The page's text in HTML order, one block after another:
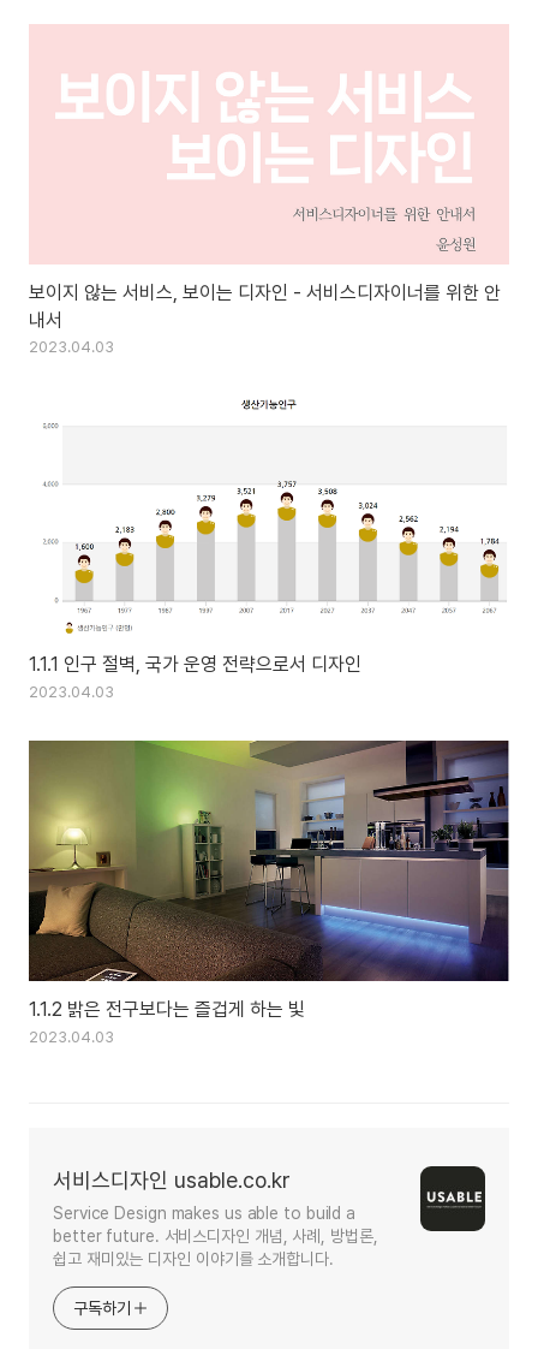
보이지 않는 서비스, 보이는 디자인 - 서비스디자이너를 위한 안
내서
2023.04.03
1.1.1 인구 절벽, 국가 운영 전략으로서 디자인
2023.04.03
1.1.2 밝은 전구보다는 즐겁게 하는 빛
2023.04.03
서비스디자인 usable.co.kr
Service Design makes us able to build a
better future. 서비스디자인 개념, 사례, 방법론,
쉽고 재미있는 디자인 이야기를 소개합니다.
구독하기